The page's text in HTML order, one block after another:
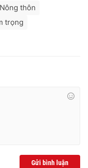
thôn
trọng
Gửi bình luận